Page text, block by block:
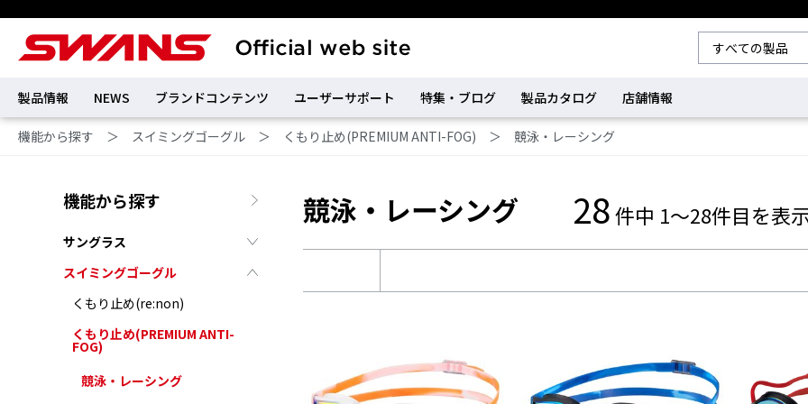
製品情報 NEWS ブランドコンテンツ ユーザーサポート 特集・ブログ 製品カタログ 店舗情報
機能から探す ＞ スイミングゴーグル ＞ くもり止め(PREMIUM ANTI-FOG) ＞ 競泳・レーシング
機能から探す
サングラス
スイミングゴーグル
くもり止め(re:non)
くもり止め(PREMIUM ANTI-
FOG)
競泳・レーシング
競泳・レーシング 28件中 1～28件目を表